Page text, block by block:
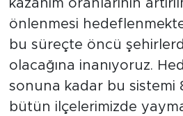
kazanım oranlarının
önlenmesi
bu süreçte öncü
olacağına inanıyoruz.
sonuna kadar bu sistemi
bütün ilçelerimizde